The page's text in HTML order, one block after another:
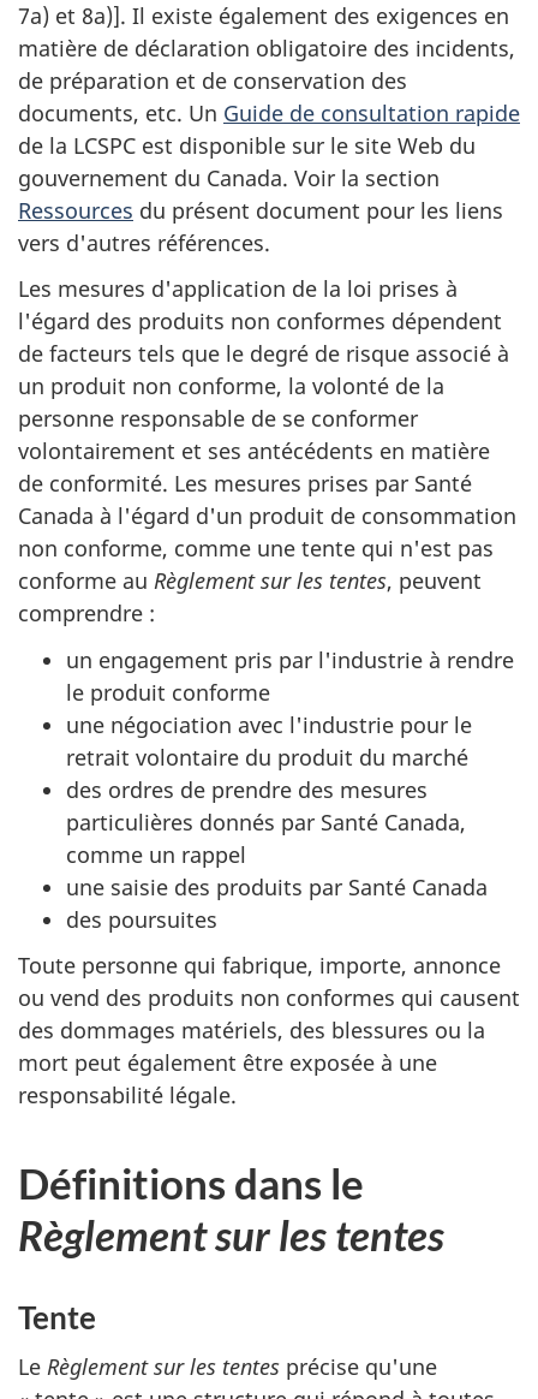
7a) et 8a)]. Il existe également des exigences en
matière de déclaration obligatoire des incidents,
de préparation et de conservation des
documents, etc. Un Guide de consultation rapide
de la LCSPC est disponible sur le site Web du
gouvernement du Canada. Voir la section
Ressources du présent document pour les liens
vers d'autres références.
Les mesures d'application de la loi prises à
l'égard des produits non conformes dépendent
de facteurs tels que le degré de risque associé à
un produit non conforme, la volonté de la
personne responsable de se conformer
volontairement et ses antécédents en matière
de conformité. Les mesures prises par Santé
Canada à l'égard d'un produit de consommation
non conforme, comme une tente qui n'est pas
conforme au Règlement sur les tentes, peuvent
comprendre :
un engagement pris par l'industrie à rendre
le produit conforme
une négociation avec l'industrie pour le
retrait volontaire du produit du marché
des ordres de prendre des mesures
particulières donnés par Santé Canada,
comme un rappel
une saisie des produits par Santé Canada
des poursuites
Toute personne qui fabrique, importe, annonce
ou vend des produits non conformes qui causent
des dommages matériels, des blessures ou la
mort peut également être exposée à une
responsabilité légale.
Définitions dans le
Règlement sur les tentes
Tente
Le Règlement sur les tentes précise qu'une